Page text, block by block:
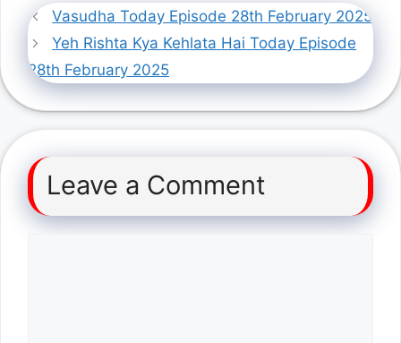
Vasudha Today Episode 28th February 2025
Yeh Rishta Kya Kehlata Hai Today Episode
28th February 2025
Leave a Comment